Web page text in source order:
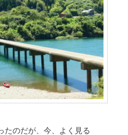
たのだが、今、よく見る